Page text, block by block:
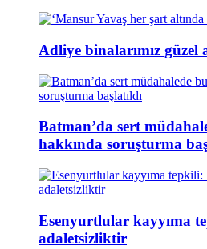
Adliye binalarımız güzel
Batman’da sert
hakkında soruşturma
Esenyurtlular kayyıma
adaletsizliktir